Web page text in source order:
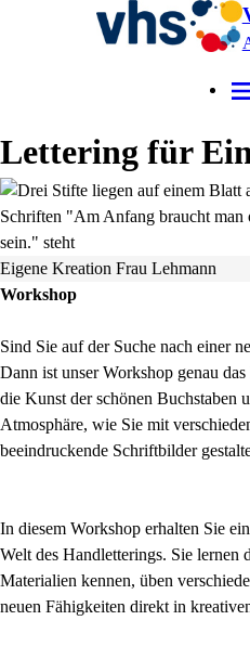
Lettering für
Eigene Kreation Frau Lehmann
Workshop
Sind Sie auf der Suche nach einer
Dann ist unser Workshop genau
die Kunst der schönen Buchstaben
Atmosphäre, wie Sie mit
beeindruckende Schriftbilder
In diesem Workshop erhalten Sie
Welt des Handletterings. Sie lernen
Materialien kennen, üben
neuen Fähigkeiten direkt in